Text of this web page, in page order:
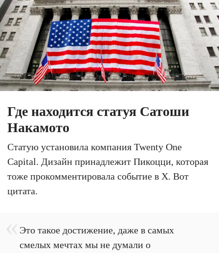
Где находится статуя Сатоши
Накамото
Статую установила компания Twenty One
Capital. Дизайн принадлежит Пикоцци, которая
тоже прокомментировала событие в X. Вот
цитата.
Это такое достижение, даже в самых
смелых мечтах мы не думали о